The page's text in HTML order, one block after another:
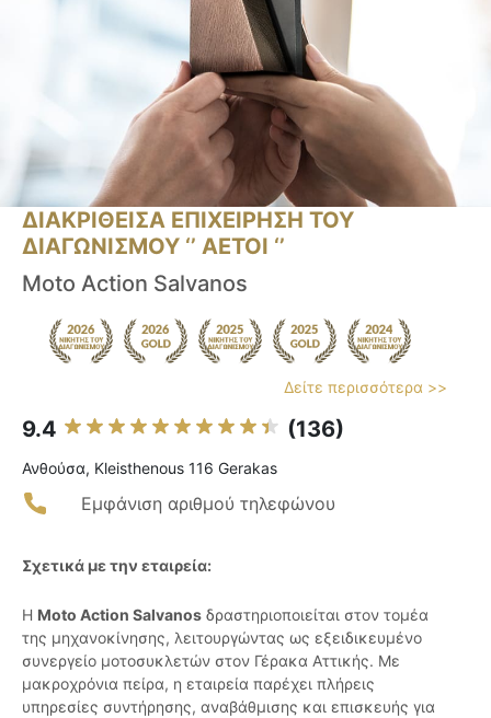
ΔΙΑΚΡΙΘΕΙΣΑ ΕΠΙΧΕΙΡΗΣΗ ΤΟΥ
ΔΙΑΓΩΝΙΣΜΟΥ ‘’ ΑΕΤΟΙ ‘’
Moto Action Salvanos
Δείτε περισσότερα >>
9.4 (136)
Ανθούσα, Kleisthenous 116 Gerakas
Εμφάνιση αριθμού τηλεφώνου
Σχετικά με την εταιρεία:
Η Moto Action Salvanos δραστηριοποιείται στον τομέα
της μηχανοκίνησης, λειτουργώντας ως εξειδικευμένο
συνεργείο μοτοσυκλετών στον Γέρακα Αττικής. Με
μακροχρόνια πείρα, η εταιρεία παρέχει πλήρεις
υπηρεσίες συντήρησης, αναβάθμισης και επισκευής για